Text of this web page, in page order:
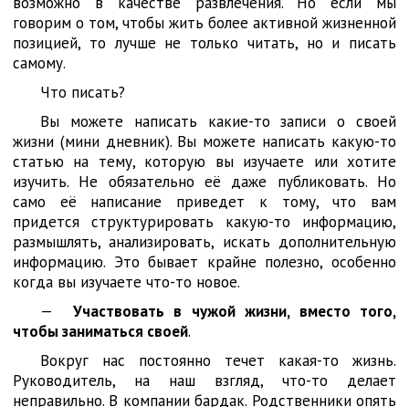
говорим о том, чтобы жить более активной жизненной
позицией, то лучше не только читать, но и писать
самому.
Что писать?
Вы можете написать какие-то записи о своей
жизни (мини дневник). Вы можете написать какую-то
статью на тему, которую вы изучаете или хотите
изучить. Не обязательно её даже публиковать. Но
само её написание приведет к тому, что вам
придется структурировать какую-то информацию,
размышлять, анализировать, искать дополнительную
информацию. Это бывает крайне полезно, особенно
когда вы изучаете что-то новое.
— Участвовать в чужой жизни, вместо того,
чтобы заниматься своей.
Вокруг нас постоянно течет какая-то жизнь.
Руководитель, на наш взгляд, что-то делает
неправильно. В компании бардак. Родственники опять